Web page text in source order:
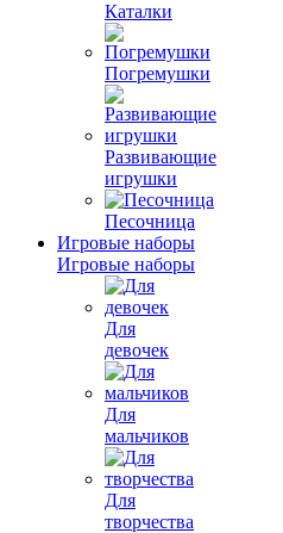
Каталки
Погремушки
Развивающие
игрушки
Песочница
Игровые наборы
Игровые наборы
Для
девочек
Для
мальчиков
Для
творчества